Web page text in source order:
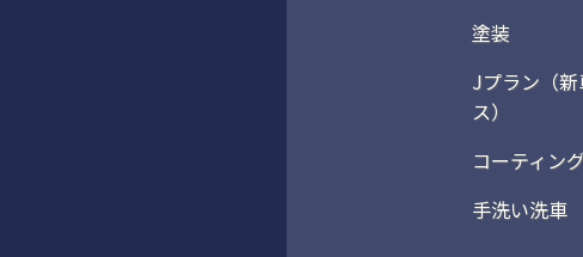
塗装
Jプラン（
ス）
コーティン
手洗い洗車